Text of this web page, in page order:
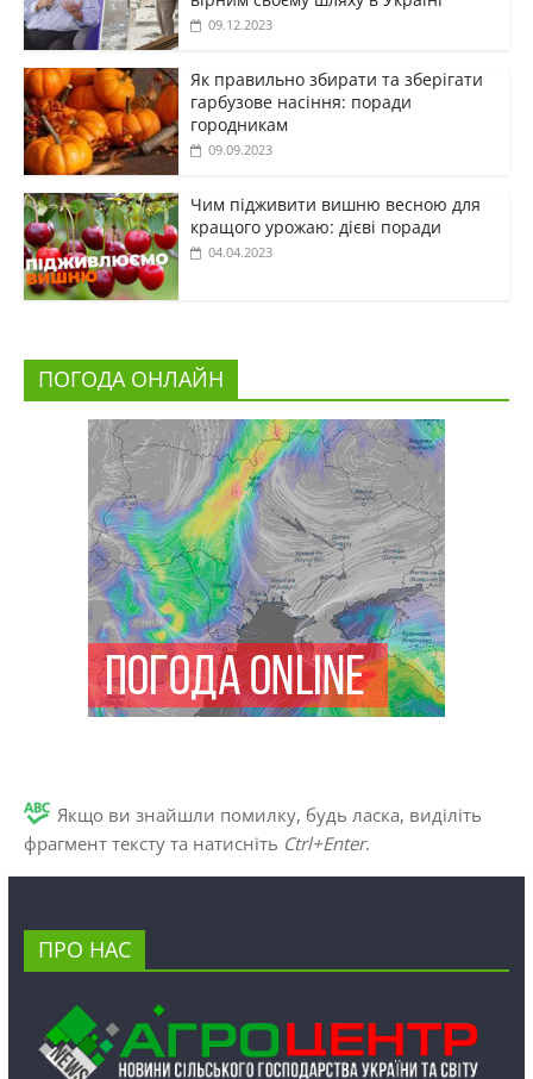
09.12.2023
Як правильно збирати та зберігати
гарбузове насіння: поради
городникам
09.09.2023
Чим підживити вишню весною для
кращого урожаю: дієві поради
04.04.2023
ПОГОДА ОНЛАЙН
Якщо ви знайшли помилку, будь ласка, виділіть
фрагмент тексту та натисніть Ctrl+Enter.
ПРО НАС